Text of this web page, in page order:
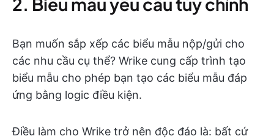
Bạn muốn sắp xếp các biểu mẫu nộp/gửi cho
các nhu cầu cụ thể? Wrike cung cấp trình tạo
biểu mẫu cho phép bạn tạo các biểu mẫu đáp
ứng bằng logic điều kiện.
Điều làm cho Wrike trở nên độc đáo là: bất cứ